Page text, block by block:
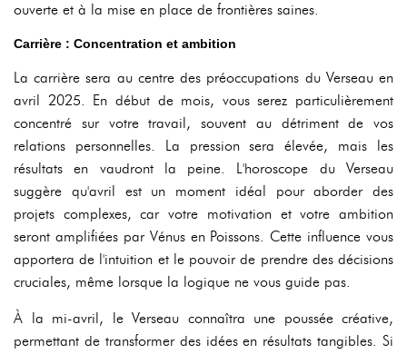
ouverte et à la mise en place de frontières saines.
Carrière : Concentration et ambition
La carrière sera au centre des préoccupations du Verseau en
avril 2025. En début de mois, vous serez particulièrement
concentré sur votre travail, souvent au détriment de vos
relations personnelles. La pression sera élevée, mais les
résultats en vaudront la peine. L'horoscope du Verseau
suggère qu'avril est un moment idéal pour aborder des
projets complexes, car votre motivation et votre ambition
seront amplifiées par Vénus en Poissons. Cette influence vous
apportera de l'intuition et le pouvoir de prendre des décisions
cruciales, même lorsque la logique ne vous guide pas.
À la mi-avril, le Verseau connaîtra une poussée créative,
permettant de transformer des idées en résultats tangibles. Si